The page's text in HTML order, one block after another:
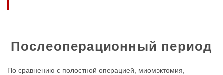
Послеоперационный период
По сравнению с полостной операцией, миомэктомия,